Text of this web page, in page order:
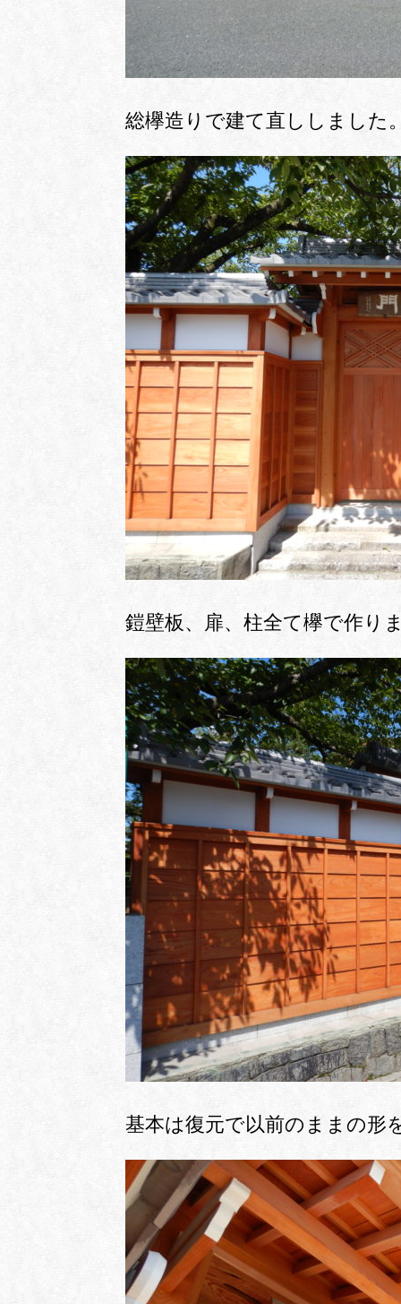
総欅造りで建て直ししました
鎧壁板、扉、柱全て欅で作り
基本は復元で以前のままの形